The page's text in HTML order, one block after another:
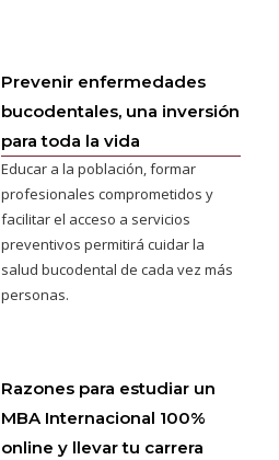
Prevenir enfermedades
bucodentales, una inversión
para toda la vida
Educar a la población, formar
profesionales comprometidos y
facilitar el acceso a servicios
preventivos permitirá cuidar la
salud bucodental de cada vez más
personas.
Razones para estudiar un
MBA Internacional 100%
online y llevar tu carrera